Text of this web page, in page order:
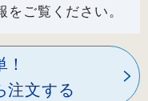
ご覧ください。
注文する